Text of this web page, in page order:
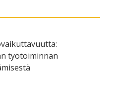
työtoiminnan